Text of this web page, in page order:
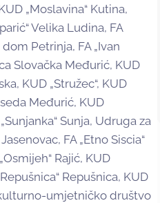
„Moslavina“ Kutina,
Velika Ludina, FA
Petrinja, FA „Ivan
Slovačka Međurić, KUD
KUD „Stružec“, KUD
Međurić, KUD
Sunja, Udruga za
FA „Etno Siscia“
Rajić, KUD
Repušnica, KUD
umjetničko društvo